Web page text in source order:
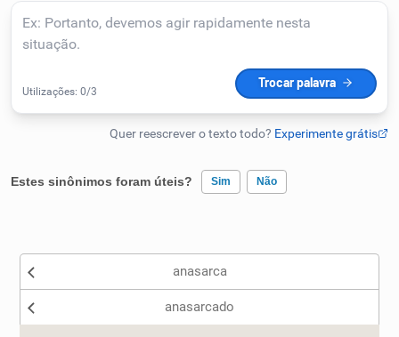
Corrigir Texto
Detector de IA
Humanizador de IA
Conexões
Estes sinônimos foram úteis? Sim Não
Nenhum dos sinônimos apresentados me ajudou
anasarca
anasarcado